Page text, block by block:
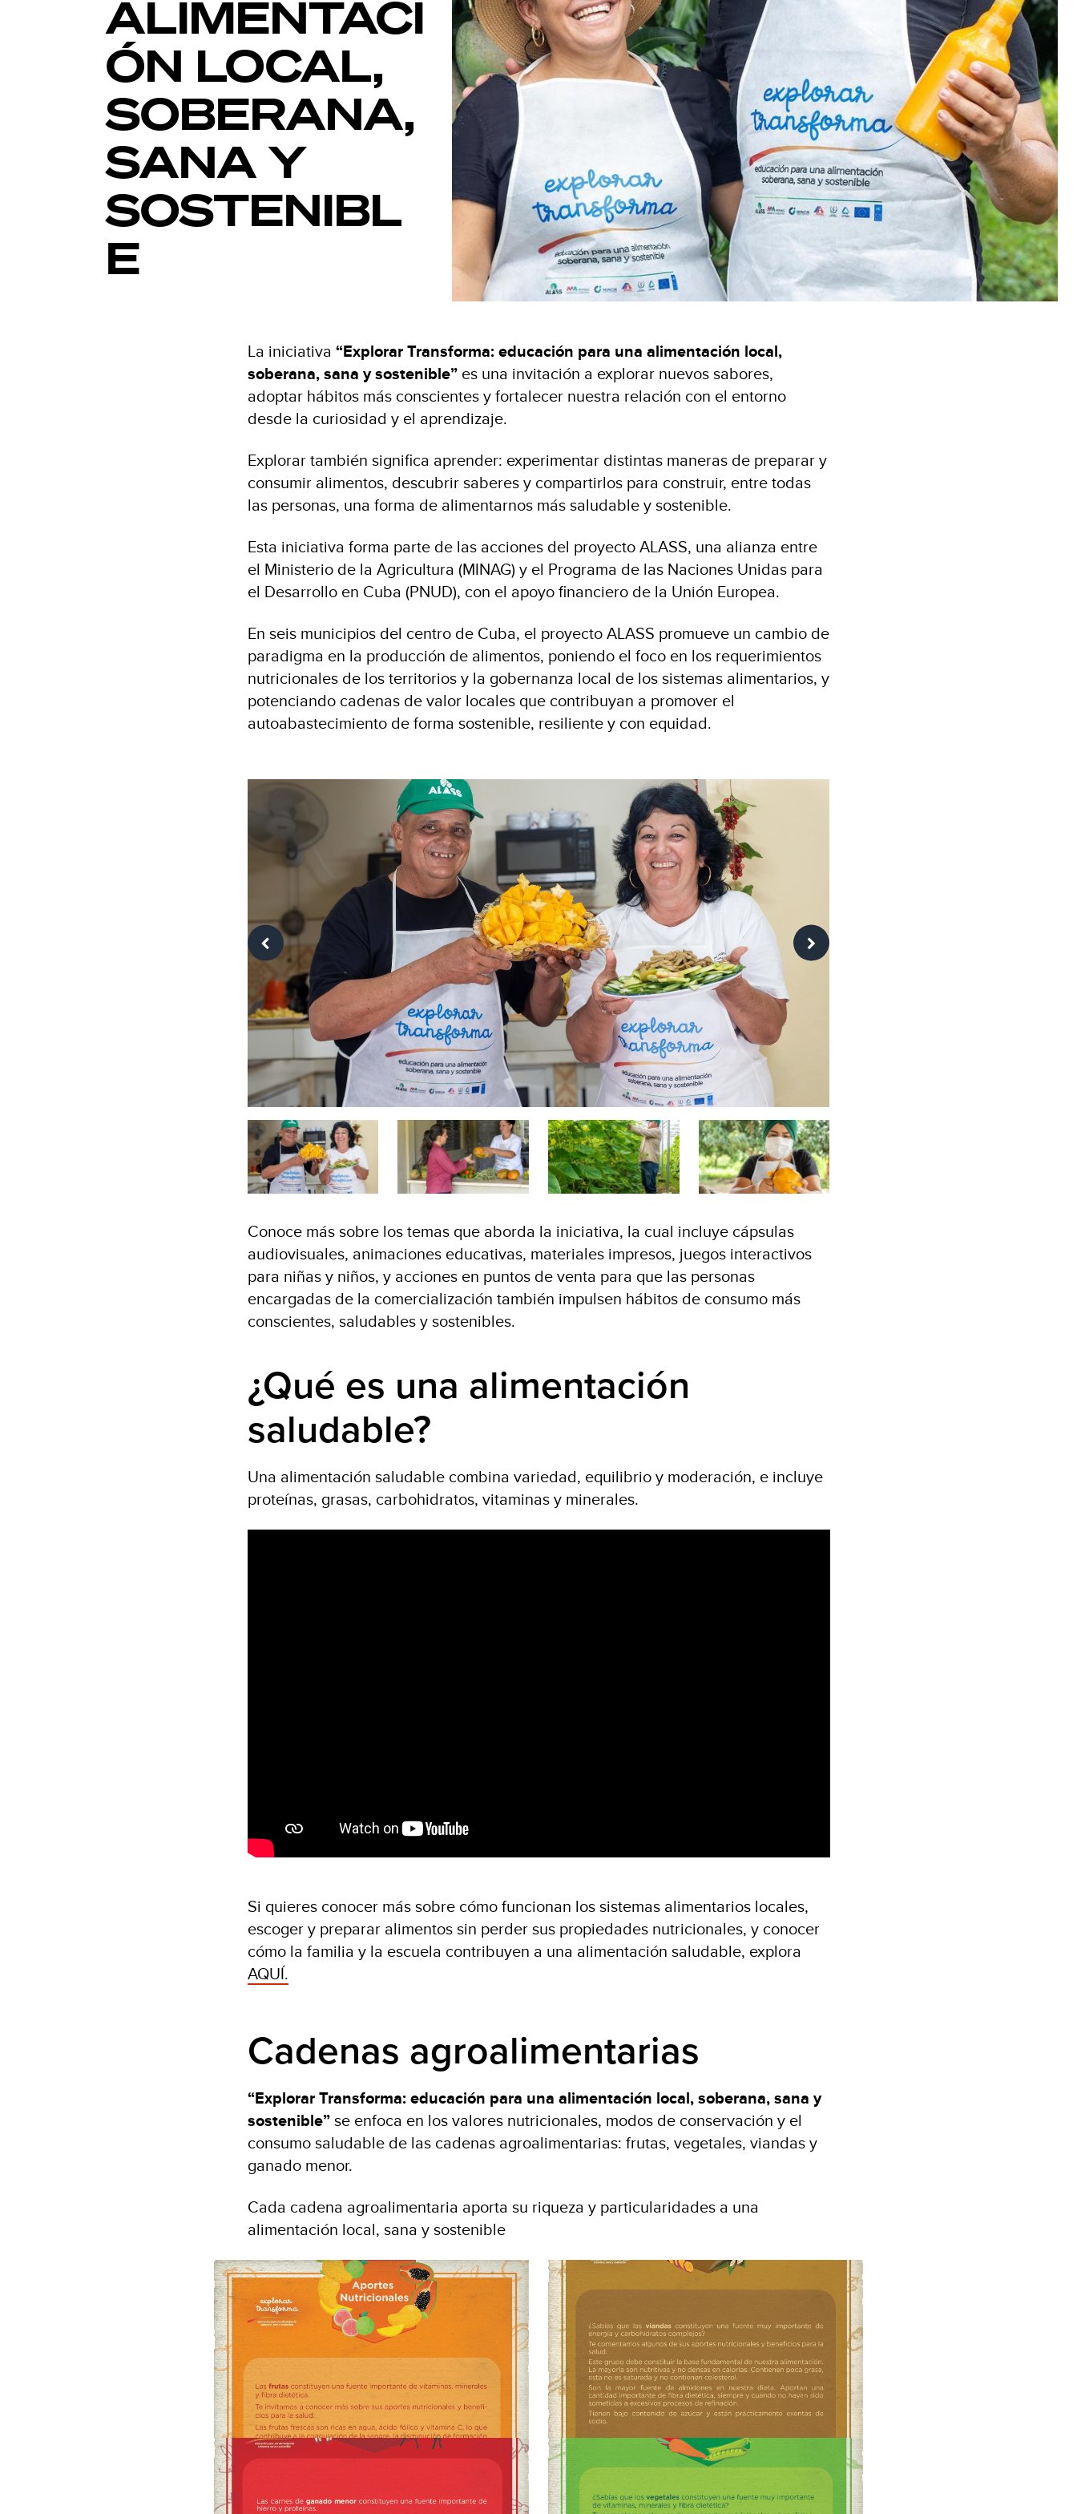
ALIMENTACI
ÓN LOCAL,
SOBERANA,
SANA Y
SOSTENIBL
E
La iniciativa “Explorar Transforma: educación para una alimentación local,
soberana, sana y sostenible”es una invitación a explorar nuevos sabores,
adoptar hábitos más conscientes y fortalecer nuestra relación con el entorno
desde la curiosidad y el aprendizaje.
Explorar también significa aprender: experimentar distintas maneras de preparar y
consumir alimentos, descubrir saberes y compartirlos para construir, entre todas
las personas, una forma de alimentarnos más saludable y sostenible.
Esta iniciativa forma parte de las acciones del proyecto ALASS, una alianza entre
el Ministerio de la Agricultura (MINAG) y el Programa de las Naciones Unidas para
el Desarrollo en Cuba (PNUD), con el apoyo financiero de la Unión Europea.
En seis municipios del centro de Cuba, el proyecto ALASS promueve un cambio de
paradigma en la producción de alimentos, poniendo el foco en los requerimientos
nutricionales de los territorios y la gobernanza local de los sistemas alimentarios, y
potenciando cadenas de valor locales que contribuyan a promover el
autoabastecimiento de forma sostenible, resiliente y con equidad.
Conoce más sobre los temas que aborda la iniciativa, la cual incluye cápsulas
audiovisuales, animaciones educativas, materiales impresos, juegos interactivos
para niñas y niños, y acciones en puntos de venta para que las personas
encargadas de la comercialización también impulsen hábitos de consumo más
conscientes, saludables y sostenibles.
¿Qué es una alimentación
saludable?
Una alimentación saludable combina variedad, equilibrio y moderación, e incluye
proteínas, grasas, carbohidratos, vitaminas y minerales.
Si quieres conocer más sobre cómo funcionan los sistemas alimentarios locales,
escoger y preparar alimentos sin perder sus propiedades nutricionales, y conocer
cómo la familia y la escuela contribuyen a una alimentación saludable, explora
AQUÍ.
Cadenas agroalimentarias
“Explorar Transforma: educación para una alimentación local, soberana, sana y
sostenible”se enfoca en los valores nutricionales, modos de conservación y el
consumo saludable de las cadenas agroalimentarias: frutas, vegetales, viandas y
ganado menor.
Cada cadena agroalimentaria aporta su riqueza y particularidades a una
alimentación local, sana y sostenible